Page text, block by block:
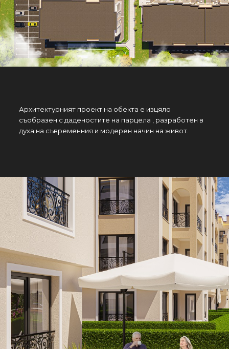
Архитектурният проект на обекта е изцяло
съобразен с даденостите на парцела , разработен в
духа на съвременния и модерен начин на живот.